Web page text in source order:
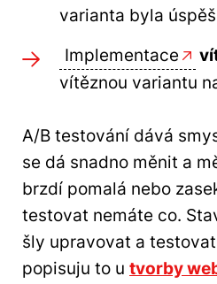
varianta byla
Implementace
vítěznou variantu
A/B testování dává
se dá snadno měnit a
brzdí pomalá nebo
testovat nemáte co.
šly upravovat a
popisuju to u tvorby